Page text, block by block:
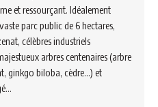
et ressourçant. Idéalement
parc public de 6 hectares,
célèbres industriels
arbres centenaires (arbre
ginkgo biloba, cèdre…) et